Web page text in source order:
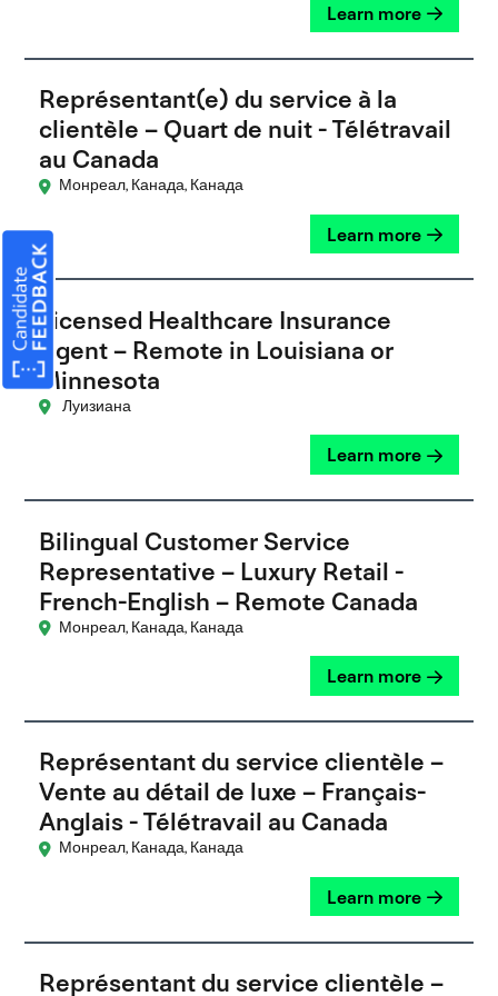
Learn more
Représentant(e) du service à la
clientèle – Quart de nuit - Télétravail
au Canada
Монреал, Канада, Канада
Learn more
Licensed Healthcare Insurance
Agent – Remote in Louisiana or
Minnesota
Луизиана
Learn more
Bilingual Customer Service
Representative – Luxury Retail -
French-English – Remote Canada
Монреал, Канада, Канада
Learn more
Représentant du service clientèle –
Vente au détail de luxe – Français-
Anglais - Télétravail au Canada
Монреал, Канада, Канада
Learn more
Représentant du service clientèle –